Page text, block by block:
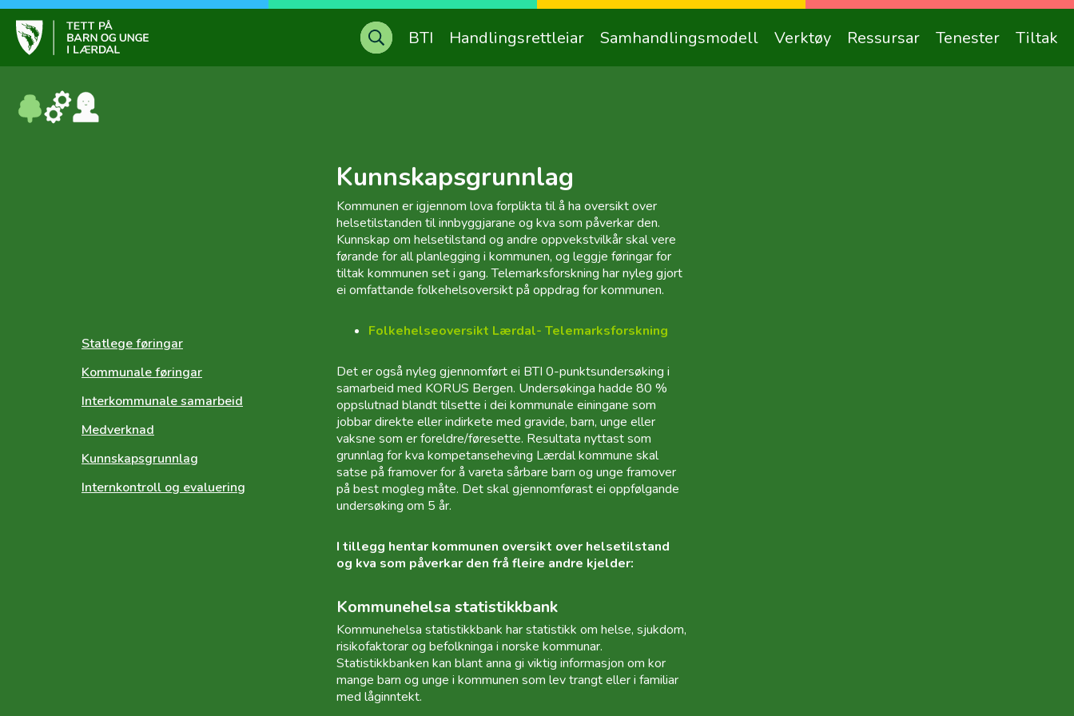
Skip
content
Tett på barn og unge
Søk etter:
BTI Handlingsrettleiar Samhandlingsmodell Verktøy Ressursar Tenester Tiltak
Kunnskapsgrunnlag
Kommunen er igjennom lova forplikta til å ha oversikt over
helsetilstanden til innbyggjarane og kva som påverkar den.
Kunnskap om helsetilstand og andre oppvekstvilkår skal vere
førande for all planlegging i kommunen, og leggje føringar for
tiltak kommunen set i gang. Telemarksforskning har nyleg gjort
ei omfattande folkehelsoversikt på oppdrag for kommunen.
Folkehelseoversikt Lærdal- Telemarksforskning
Det er også nyleg gjennomført ei BTI 0-punktsundersøking i
samarbeid med KORUS Bergen. Undersøkinga hadde 80 %
oppslutnad blandt tilsette i dei kommunale einingane som
jobbar direkte eller indirkete med gravide, barn, unge eller
vaksne som er foreldre/føresette. Resultata nyttast som
grunnlag for kva kompetanseheving Lærdal kommune skal
satse på framover for å vareta sårbare barn og unge framover
på best mogleg måte. Det skal gjennomførast ei oppfølgande
undersøking om 5 år.
I tillegg hentar kommunen oversikt over helsetilstand
og kva som påverkar den frå fleire andre kjelder:
Kommunehelsa statistikkbank
Kommunehelsa statistikkbank har statistikk om helse, sjukdom,
risikofaktorar og befolkninga i norske kommunar.
Statistikkbanken kan blant anna gi viktig informasjon om kor
mange barn og unge i kommunen som lev trangt eller i familiar
med låginntekt.
Statlege føringar
Kommunale føringar
Interkommunale samarbeid
Medverknad
Kunnskapsgrunnlag
Internkontroll og evaluering